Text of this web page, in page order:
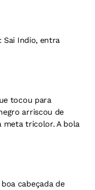
Sai Indio, entra
tocou para
arriscou de
meta tricolor. A bola
cabeçada de